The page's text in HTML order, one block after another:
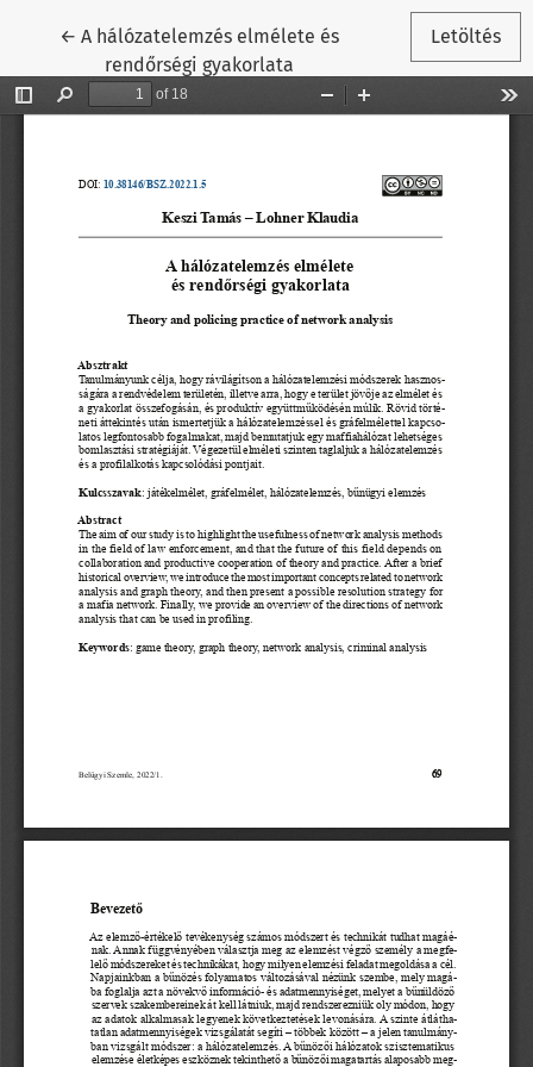
← Vissza a cikk részleteihez
A hálózatelemzés elmélete és
rendőrségi gyakorlata
Letöltés